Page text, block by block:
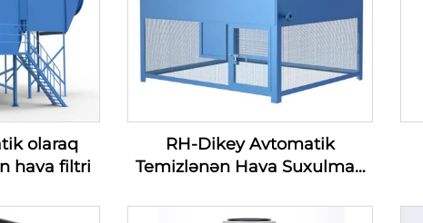
olaraq
hava filtri
RH-Dikey Avtomatik
Temizlənən Hava Suxulmaq
Daxilolmaq Filtri Seriyası